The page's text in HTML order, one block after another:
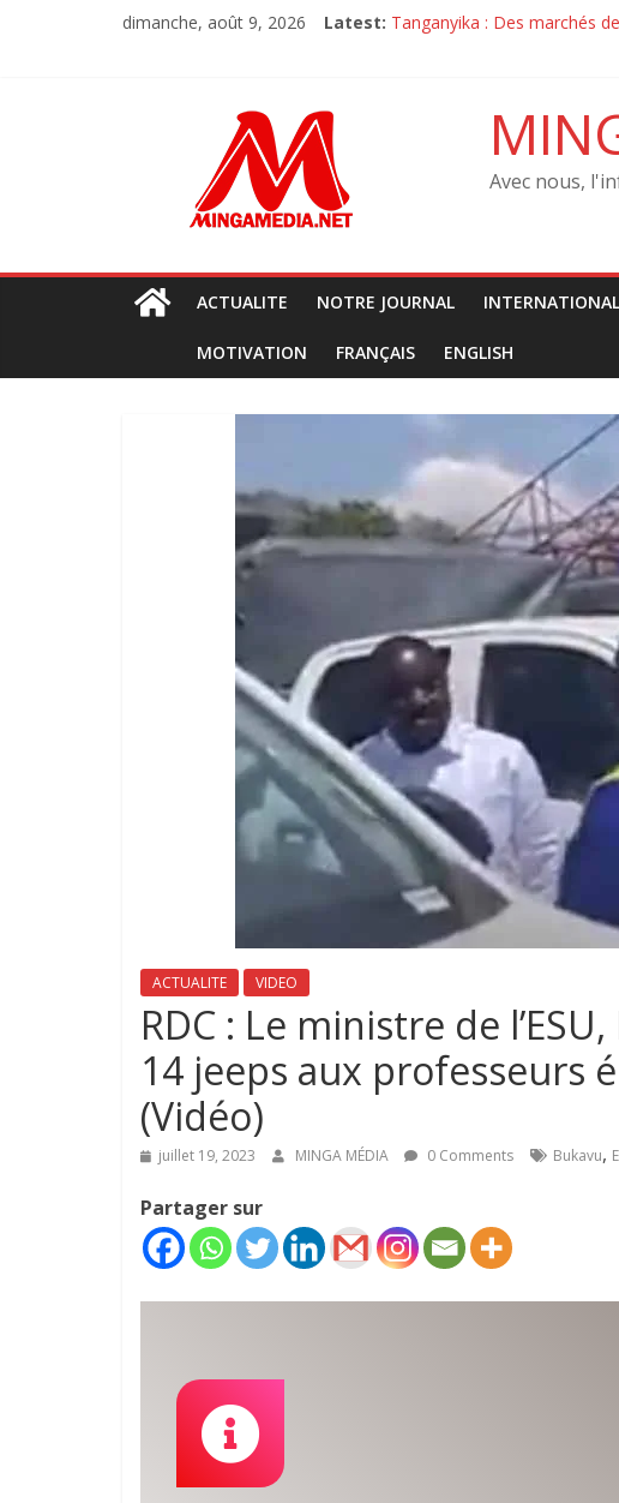
dimanche, août 9, 2026 Latest: ‎Tanganyika : Des marchés
Sit-in de l’opposition : la
Débat sur la constitution–‎
Avec nous,
ACTUALITE NOTRE JOURNAL INTERNATIONAL
MOTIVATION FRANÇAIS ENGLISH
ACTUALITE VIDEO
RDC : Le ministre de
14 jeeps aux professeurs
(Vidéo)
juillet 19, 2023 MINGA MÉDIA 0 Comments Bukavu,
Partager sur